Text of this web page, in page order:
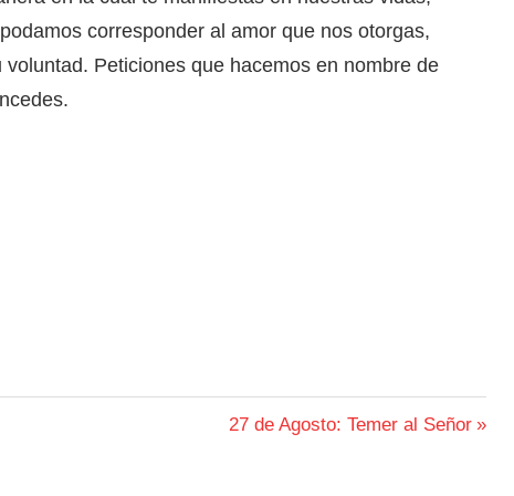
corresponder al amor que nos otorgas,
Peticiones que hacemos en nombre de
Siguiente
27 de Agosto: Temer al Señor